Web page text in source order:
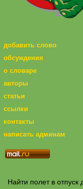
добавить слово
обсуждения
о словаре
авторы
статьи
ссылки
контакты
написать админам
Найти полет в отпуск